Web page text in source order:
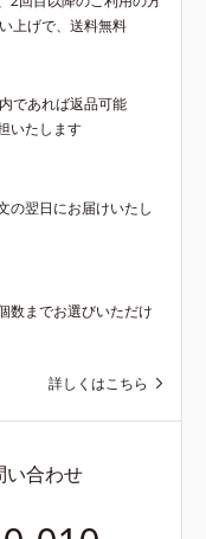
上げで、送料無料
であれば返品可能
いたします
の翌日にお届けいたし
数までお選びいただけ
詳しくはこちら
い合わせ